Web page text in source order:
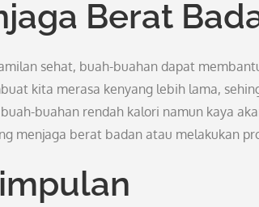
Berat
sehat, buah-buahan dapat
kita merasa kenyang lebih lama,
buahan rendah kalori namun kaya
menjaga berat badan atau melakukan